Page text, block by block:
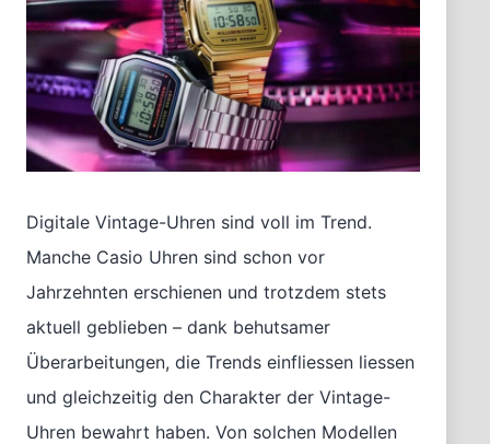
Digitale Vintage-Uhren sind voll im Trend.
Manche Casio Uhren sind schon vor
Jahrzehnten erschienen und trotzdem stets
aktuell geblieben – dank behutsamer
Überarbeitungen, die Trends einfliessen liessen
und gleichzeitig den Charakter der Vintage-
Uhren bewahrt haben. Von solchen Modellen